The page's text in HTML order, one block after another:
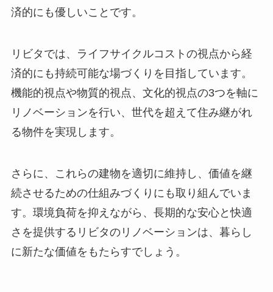
済的にも優しいことです。
リビタでは、ライフサイクルコストの視点から経
済的にも持続可能な場づくりを目指しています。
機能的視点や物質的視点、文化的視点の3つを軸に
リノベーションを行い、世代を超えて住み継がれ
る物件を実現します。
さらに、これらの建物を適切に維持し、価値を継
続させるための仕組みづくりにも取り組んでいま
す。環境負荷を抑えながら、長期的な安心と快適
さを提供するリビタのリノベーションは、暮らし
に新たな価値をもたらすでしょう。